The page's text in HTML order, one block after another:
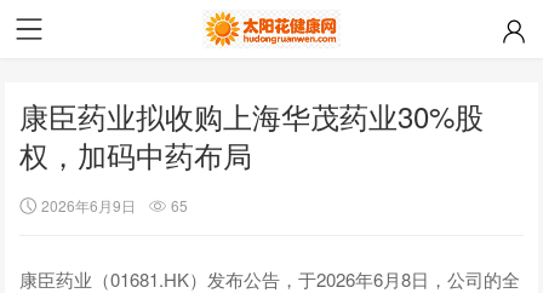
康臣药业拟收购上海华茂药业30%股
权，加码中药布局
2026年6月9日 65
康臣药业（01681.HK）发布公告，于2026年6月8日，公司的全